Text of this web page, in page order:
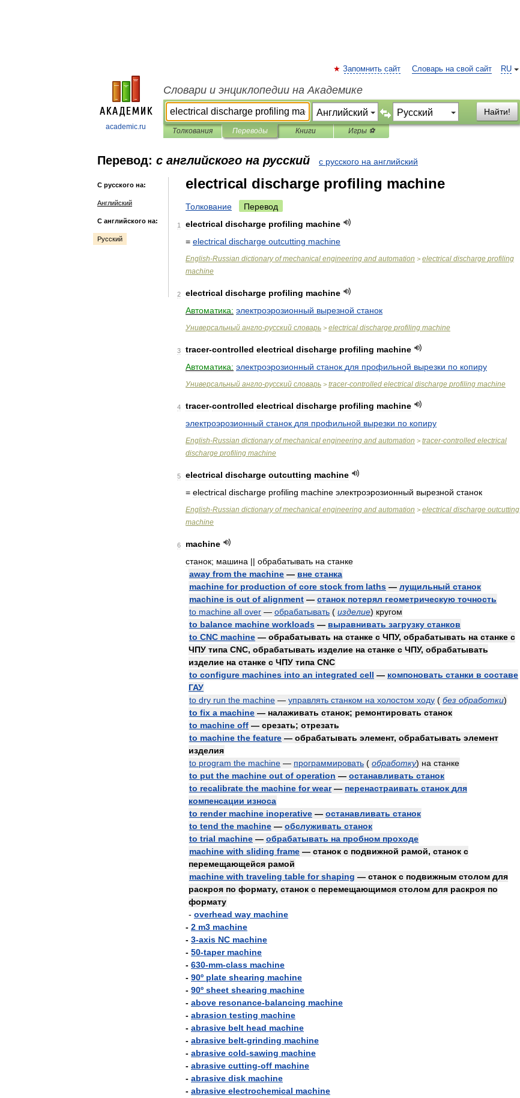
academic.ru
RU
Запомнить сайт Словарь на свой сайт
Словари и энциклопедии на Академике
Найти!
Толкования Переводы Книги Игры ⚽
Перевод: с английского на русский с русского на английский
С русского на:
Английский
С английского на:
Русский
electrical discharge profiling machine
Толкование Перевод
1 electrical discharge profiling machine
= electrical discharge outcutting machine
English-Russian dictionary of mechanical engineering and automation > electrical discharge profiling
machine
2 electrical discharge profiling machine
Автоматика: электроэрозионный вырезной станок
Универсальный англо-русский словарь > electrical discharge profiling machine
3 tracer-controlled electrical discharge profiling machine
Автоматика: электроэрозионный станок для профильной вырезки по копиру
Универсальный англо-русский словарь > tracer-controlled electrical discharge profiling machine
4 tracer-controlled electrical discharge profiling machine
электроэрозионный станок для профильной вырезки по копиру
English-Russian dictionary of mechanical engineering and automation > tracer-controlled electrical
discharge profiling machine
5 electrical discharge outcutting machine
= electrical discharge profiling machine электроэрозионный вырезной станок
English-Russian dictionary of mechanical engineering and automation > electrical discharge outcutting
machine
6
machine
станок; машина || обрабатывать на станке
away from the machine — вне станка
machine for production of core stock from laths — лущильный станок
machine is out of alignment — станок потерял геометрическую точность
to machine all over — обрабатывать ( изделие) кругом
to balance machine workloads — выравнивать загрузку станков
to CNC machine — обрабатывать на станке с ЧПУ, обрабатывать на станке с
ЧПУ типа CNC, обрабатывать изделие на станке с ЧПУ, обрабатывать
изделие на станке с ЧПУ типа CNC
to configure machines into an integrated cell — компоновать станки в составе
ГАУ
to dry run the machine — управлять станком на холостом ходу ( без обработки)
to fix a machine — налаживать станок; ремонтировать станок
to machine off — срезать; отрезать
to machine the feature — обрабатывать элемент, обрабатывать элемент
изделия
to program the machine — программировать ( обработку) на станке
to put the machine out of operation — останавливать станок
to recalibrate the machine for wear— перенастраивать станок для
компенсации износа
to render machine inoperative — останавливать станок
to tend the machine — обслуживать станок
to trial machine — обрабатывать на пробном проходе
machine with sliding frame — станок с подвижной рамой, станок с
перемещающейся рамой
machine with traveling table for shaping — станок с подвижным столом для
раскроя по формату, станок с перемещающимся столом для раскроя по
формату
- overhead way machine
- 2 m3 machine
- 3-axis NC machine
- 50-taper machine
- 630-mm-class machine
- 90º plate shearing machine
- 90º sheet shearing machine
- above resonance-balancing machine
- abrasion testing machine
- abrasive belt head machine
- abrasive belt-grinding machine
- abrasive cold-sawing machine
- abrasive cutting-off machine
- abrasive disk machine
- abrasive electrochemical machine